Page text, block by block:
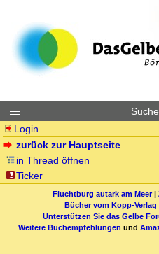
Login
zurück zur Hauptseite
in Thread öffnen
Ticker
Fluchtburg autark am Meer|
Bücher vom Kopp-
Unterstützen Sie das Gelbe
Weitere Buchempfehlungen und